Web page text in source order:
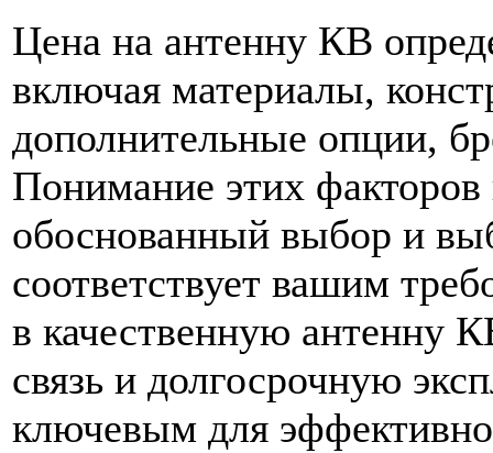
Цена на антенну КВ
включая материалы,
дополнительные опции,
Понимание этих
обоснованный выбор и
соответствует вашим
в качественную антенну
связь и долгосрочную
ключевым для